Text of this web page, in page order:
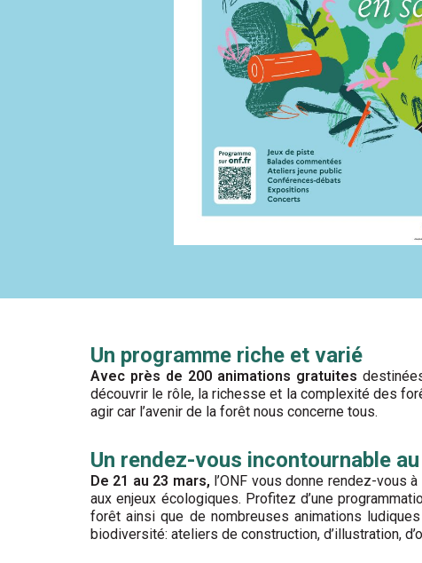
Un programme riche et varié
Avec près de 200 animations gratuites
découvrir le rôle, la richesse et la complexité des
agir car l’avenir de la forêt nous concerne tous.
Un rendez-vous incontournable
De 21 au 23 mars, l’ONF vous donne rendez-vous
aux enjeux écologiques. Profitez d’une
forêt ainsi que de nombreuses animations
biodiversité: ateliers de construction, d’illustration,